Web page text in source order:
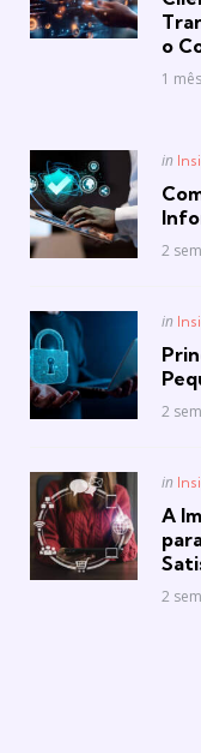
o
1
in
2
in
2
in
A
2